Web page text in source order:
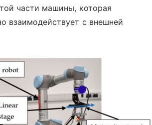
части машины, которая
взаимодействует с внешней